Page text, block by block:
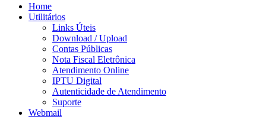
Home
Utilitários
Links Úteis
Download / Upload
Contas Públicas
Nota Fiscal Eletrônica
Atendimento Online
IPTU Digital
Autenticidade de Atendimento
Suporte
Webmail